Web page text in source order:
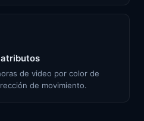
de video por color de
de movimiento.